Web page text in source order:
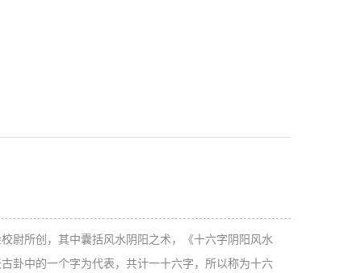
尉所创，其中囊括风水阴阳之术，《十六字阴阳风水
卦中的一个字为代表，共计一十六字，所以称为十六